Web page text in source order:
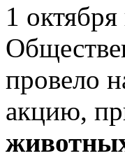
1
провело
акцию,